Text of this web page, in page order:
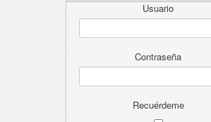
Usuario
Contraseña
Recuérdeme